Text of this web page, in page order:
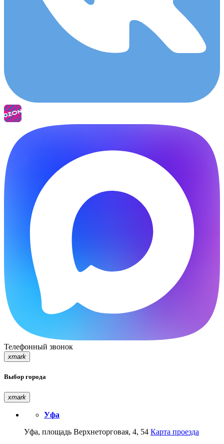
Телефонный звонок
xmark
Выбор города
xmark
Уфа
Уфа, площадь Верхнеторговая, 4, 54 Карта проезда